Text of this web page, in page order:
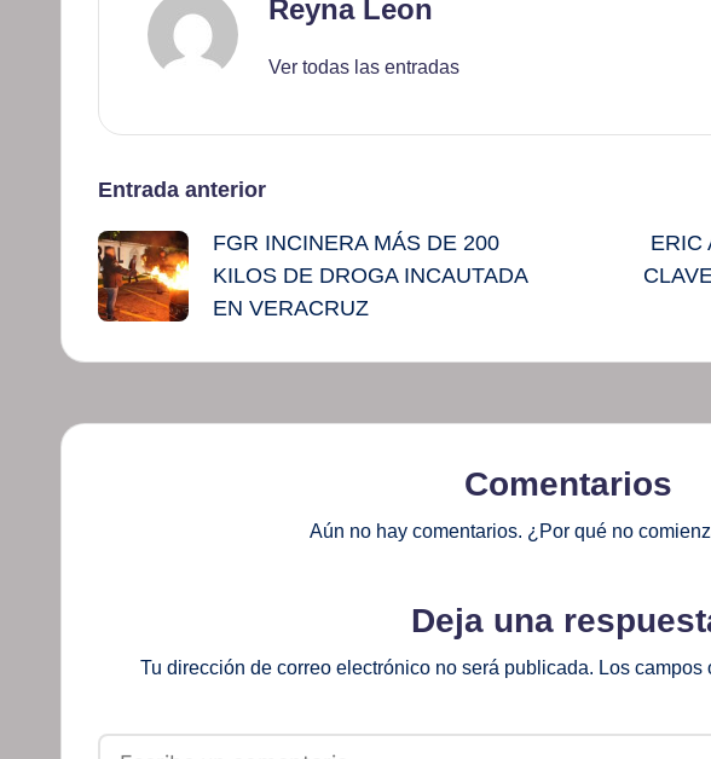
Reyna Leon
Ver todas las entradas
Navegación
de
entradas
Entrada anterior
FGR INCINERA MÁS DE 200
KILOS DE DROGA INCAUTADA
EN VERACRUZ
ERIC
Comentarios
Aún no hay comentarios. ¿Por qué no
Deja una
Tu dirección de correo electrónico no será publicada. Los campos